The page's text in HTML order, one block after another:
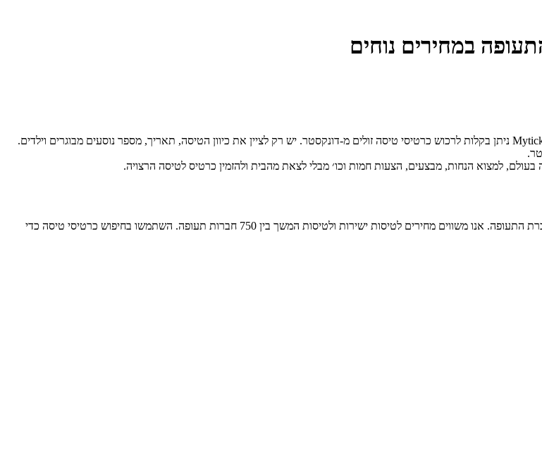
במחירים נוחים
קל להזמין כרטיסי טיסה באינטרנט ל-דונקסטר. באמצעות שירות חיפוש כרטיסי הטיסה Mytickets.co.il ניתן בקלות לרכוש כרטיסי טיסה זולים מ-דונקסטר. יש רק לציין את כיוון הטיסה, תאריך, מספר נוסעים מבוגרים וילדים.
למצוא הנחות, מבצעים, הצעות חמות וכו׳ מבלי לצאת מהבית ולהזמין כרטיס לטיסה הרצויה.
מחירי כרטיסי טיסה ל-דונקסטר מ-דונקסטר תלויים ביום, חודש ושעת יציאת הטיסה, כמו גם בחברת התעופה. אנו משווים מחירים לטיסות ישירות ולטיסות המשך בין 750 חברות תעופה. השתמשו בחיפוש כרטיסי טיסה כדי